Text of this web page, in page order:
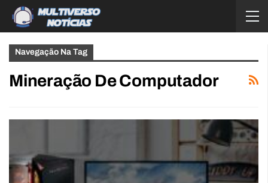
Navegação Na Tag
Mineração De Computador